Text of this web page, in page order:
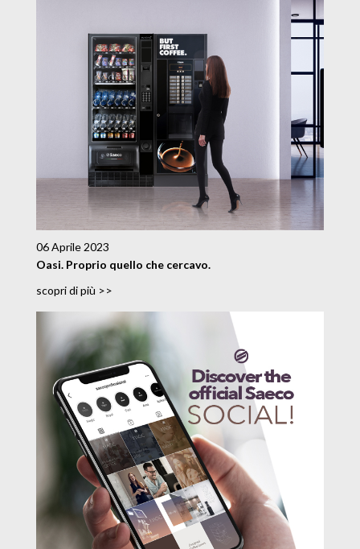
06 Aprile 2023
Oasi. Proprio quello che cercavo.
scopri di più >>